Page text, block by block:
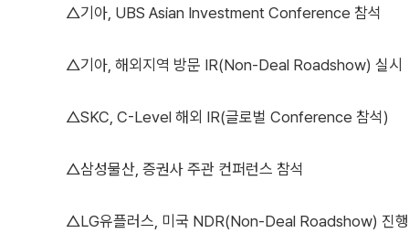
△기아, UBS Asian Investment Conference 참석
△기아, 해외지역 방문 IR(Non-Deal Roadshow) 실시
△SKC, C-Level 해외 IR(글로벌 Conference 참석)
△삼성물산, 증권사 주관 컨퍼런스 참석
△LG유플러스, 미국 NDR(Non-Deal Roadshow) 진행